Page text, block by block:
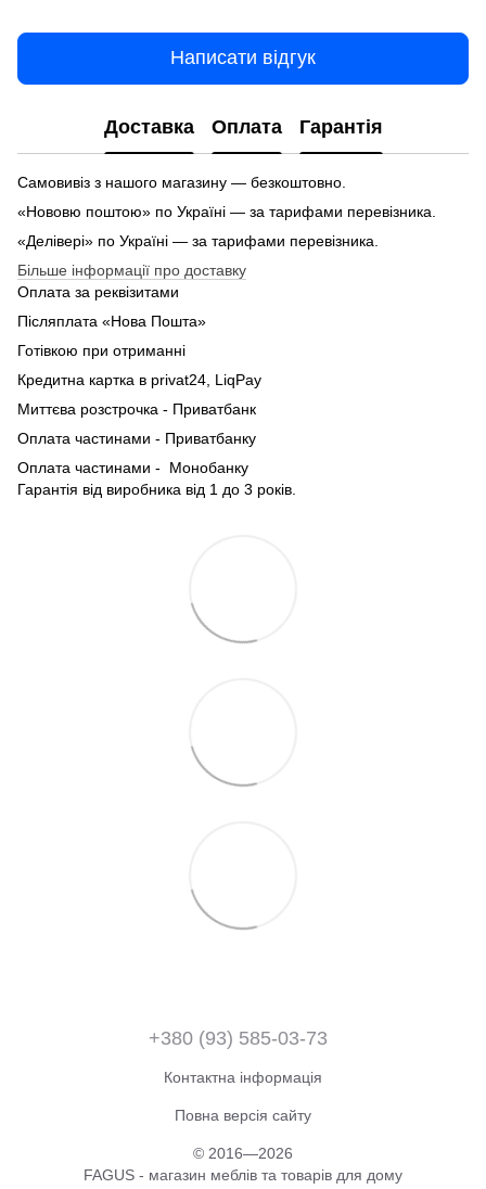
Написати відгук
Доставка Оплата Гарантія
Самовивіз з нашого магазину — безкоштовно.
«Нововю поштою» по Україні — за тарифами перевізника.
«Делівері» по Україні — за тарифами перевізника.
Більше інформації про доставку
Оплата за реквізитами
Післяплата «Нова Пошта»
Готівкою при отриманні
Кредитна картка в privat24, LiqPay
Миттєва розстрочка - Приватбанк
Оплата частинами - Приватбанку
Оплата частинами - Монобанку
Гарантія від виробника від 1 до 3 років.
+380 (93) 585-03-73
Контактна інформація
Повна версія сайту
© 2016—2026
FAGUS - магазин меблів та товарів для дому